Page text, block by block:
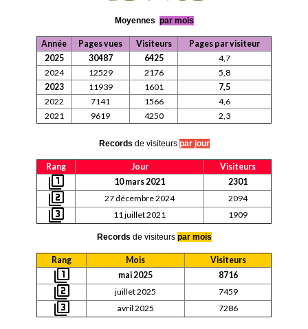
Moyennes par mois
Année Pages vues Visiteurs
Pages par visiteur
2025
30487 6425
4,7
2024
12529 2176
5,8
2023
11939 1601
7,5
2022
7141 1566
4,6
2021
9619 4250 2,3
Records de visiteurs par jour
Rang Jour
Visiteurs
10 mars 2021
2301
27 décembre 2024
2094
11 juillet 2021
1909
Records de visiteurs par mois
Rang Mois
Visiteurs
mai 2025
8716
juillet 2025
7459
avril 2025
7286